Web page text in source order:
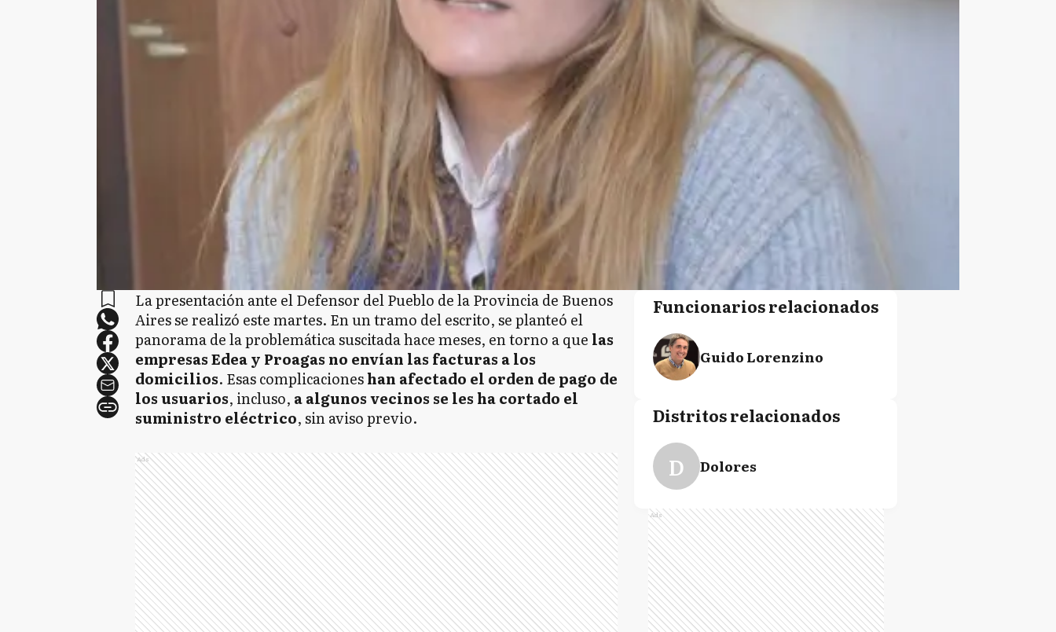
La presentación ante el Defensor del Pueblo de la Provincia de Buenos
Aires se realizó este martes. En un tramo del escrito, se planteó el
panorama de la problemática suscitada hace meses, en torno a que las
empresas Edea y Proagas no envían las facturas a los
domicilios. Esas complicacioneshan afectado el orden de pago de
los usuarios, incluso, a algunos vecinos se les ha cortado el
suministro eléctrico, sin aviso previo.
Ads
Funcionarios relacionados
Guido Lorenzino
Distritos relacionados
D Dolores
Ads